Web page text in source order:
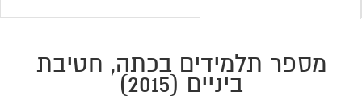
מספר תלמידים בכתה, חטיבת
ביניים (2015)